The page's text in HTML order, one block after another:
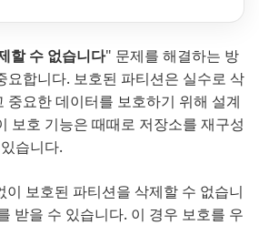
할 수 없습니다" 문제를 해결하는 방
요합니다. 보호된 파티션은 실수로 삭
중요한 데이터를 보호하기 위해 설계
보호 기능은 때때로 저장소를 재구성
습니다.
보호된 파티션을 삭제할 수 없습니
받을 수 있습니다. 이 경우 보호를 우